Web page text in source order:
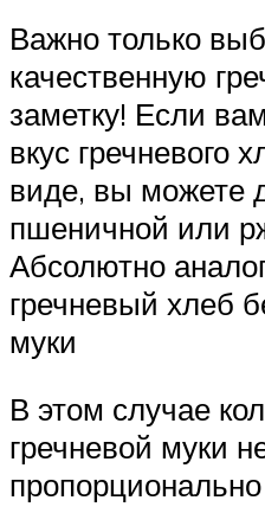
Важно только
качественную
заметку! Если
вкус гречневого
виде, вы можете
пшеничной или
Абсолютно
гречневый хлеб
муки
В этом случае
гречневой муки